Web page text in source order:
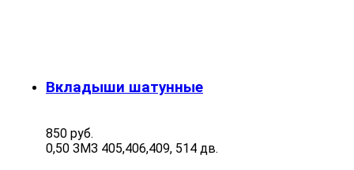
Вкладыши шатунные
850 руб.
0,50 ЗМЗ 405,406,409, 514 дв.